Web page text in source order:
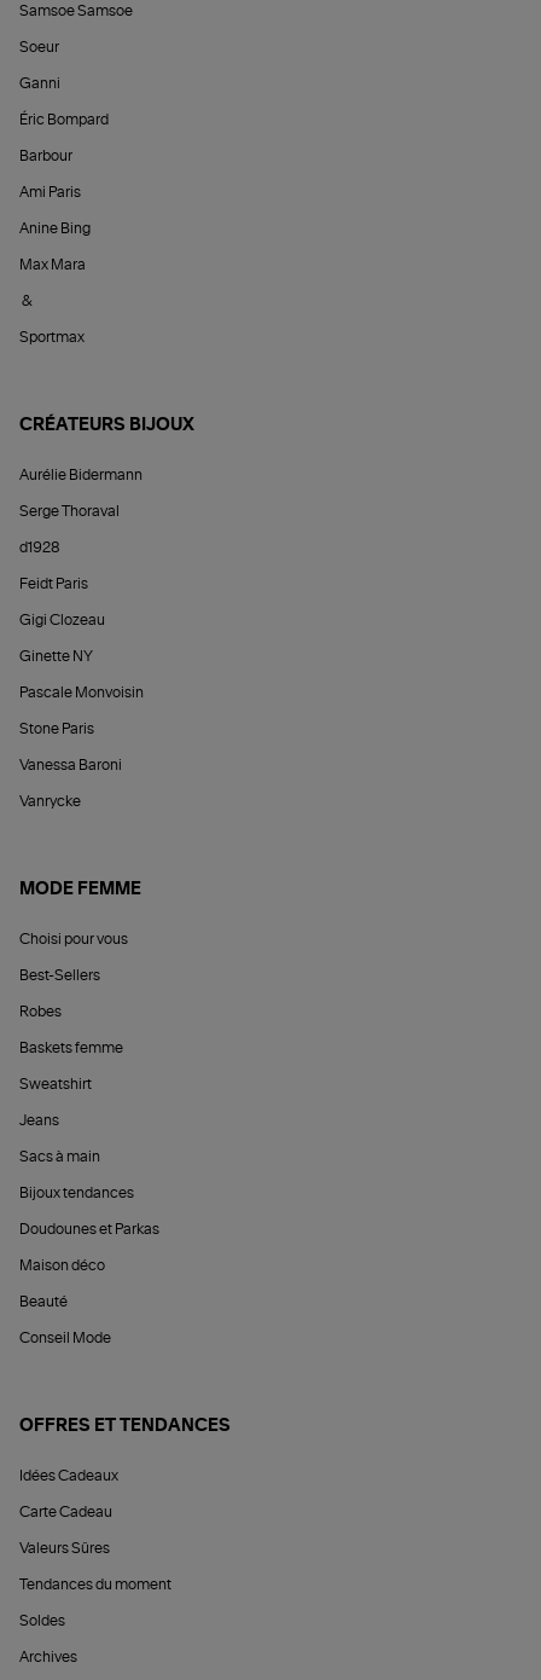
Samsoe Samsoe
Soeur
Ganni
Éric Bompard
Barbour
Ami Paris
Anine Bing
Max Mara
&
Sportmax
CRÉATEURS BIJOUX
Aurélie Bidermann
Serge Thoraval
d1928
Feidt Paris
Gigi Clozeau
Ginette NY
Pascale Monvoisin
Stone Paris
Vanessa Baroni
Vanrycke
MODE FEMME
Choisi pour vous
Best-Sellers
Robes
Baskets femme
Sweatshirt
Jeans
Sacs à main
Bijoux tendances
Doudounes et Parkas
Maison déco
Beauté
Conseil Mode
OFFRES ET TENDANCES
Idées Cadeaux
Carte Cadeau
Valeurs Sûres
Tendances du moment
Soldes
Archives